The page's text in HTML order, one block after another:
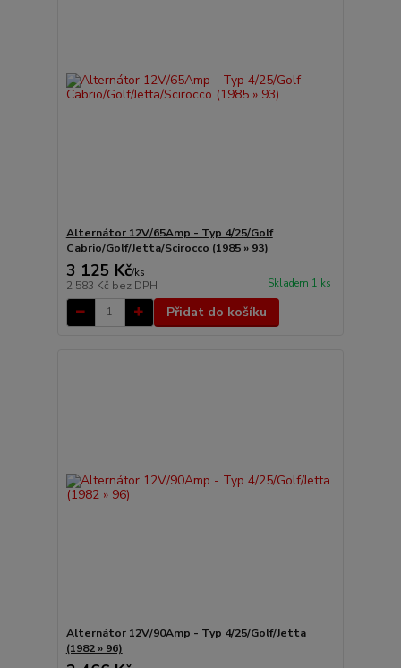
Alternátor 12V/65Amp - Typ 4/25/Golf
Cabrio/Golf/Jetta/Scirocco (1985 » 93)
3 125 Kč/ks
2 583 Kč bez DPH Skladem 1 ks
Přidat do košíku
Alternátor 12V/90Amp - Typ 4/25/Golf/Jetta
(1982 » 96)